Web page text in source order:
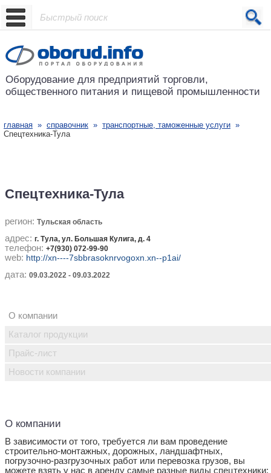
Проект основан в 2001 году
Оборудование для предприятий торговли,
общественного питания и пищевой промышленности
главная » справочник » транспортные, таможенные услуги »
Спецтехника-Тула
Спецтехника-Тула
регион: Тульская область
адрес: г. Тула, ул. Большая Кулига, д. 4
телефон: +7(930) 072-99-90
web: http://xn----7sbbrasoknrvogoxn.xn--p1ai/
дата: 09.03.2022 - 09.03.2022
О компании
О компании
В зависимости от того, требуется ли вам проведение
строительно-монтажных, дорожных, ландшафтных,
погрузочно-разгрузочных работ или перевозка грузов, вы
можете взять у нас в аренду самые разные виды спецтехники:
Каталог продукции
Прайс-лист
Новости компании